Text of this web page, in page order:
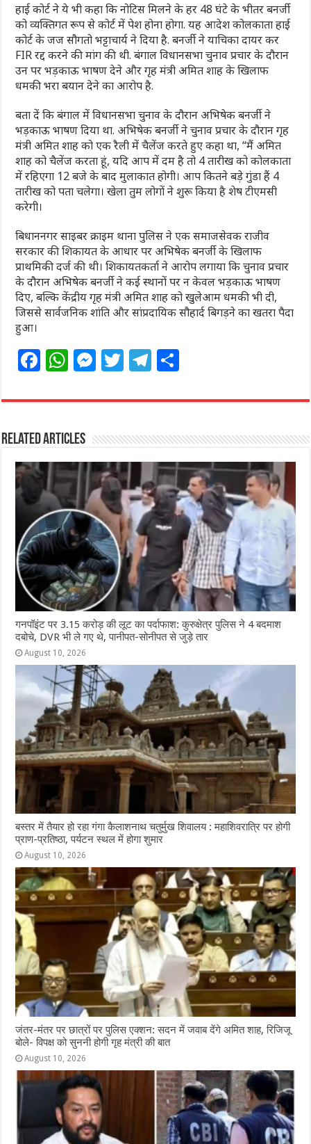
हाई कोर्ट ने ये भी कहा कि नोटिस मिलने के हर 48 घंटे के भीतर बनर्जी
को व्यक्तिगत रूप से कोर्ट में पेश होना होगा. यह आदेश कोलकाता हाई
कोर्ट के जज सौगतो भट्टाचार्य ने दिया है. बनर्जी ने याचिका दायर कर
FIR रद्द करने की मांग की थी. बंगाल विधानसभा चुनाव प्रचार के दौरान
उन पर भड़काऊ भाषण देने और गृह मंत्री अमित शाह के खिलाफ
धमकी भरा बयान देने का आरोप है.
बता दें कि बंगाल में विधानसभा चुनाव के दौरान अभिषेक बनर्जी ने
भड़काऊ भाषण दिया था. अभिषेक बनर्जी ने चुनाव प्रचार के दौरान गृह
मंत्री अमित शाह को एक रैली में चैलेंज करते हुए कहा था, “मैं अमित
शाह को चैलेंज करता हूं, यदि आप में दम है तो 4 तारीख को कोलकाता
में रहिएगा 12 बजे के बाद मुलाकात होगी। आप कितने बड़े गुंडा हैं 4
तारीख को पता चलेगा। खेला तुम लोगों ने शुरू किया है शेष टीएमसी
करेगी।
बिधाननगर साइबर क्राइम थाना पुलिस ने एक समाजसेवक राजीव
सरकार की शिकायत के आधार पर अभिषेक बनर्जी के खिलाफ
प्राथमिकी दर्ज की थी। शिकायतकर्ता ने आरोप लगाया कि चुनाव प्रचार
के दौरान अभिषेक बनर्जी ने कई स्थानों पर न केवल भड़काऊ भाषण
दिए, बल्कि केंद्रीय गृह मंत्री अमित शाह को खुलेआम धमकी भी दी,
जिससे सार्वजनिक शांति और सांप्रदायिक सौहार्द बिगड़ने का खतरा पैदा
हुआ।
F
c
e
b
o
o
k
W
at
s
A
p
p
M
ss
n
g
e
r
T
itt
r
T
e
ra
m
ar
Related Articles
गनपॉइंट पर 3.15 करोड़ की लूट का पर्दाफाश: कुरुक्षेत्र पुलिस ने 4 बदमाश
दबोचे, DVR भी ले गए थे, पानीपत-सोनीपत से जुड़े तार
August 10, 2026
बस्तर में तैयार हो रहा गंगा कैलाशनाथ चतुर्मुख शिवालय : महाशिवरात्रि पर होगी
प्राण-प्रतिष्ठा, पर्यटन स्थल में होगा शुमार
August 10, 2026
जंतर-मंतर पर छात्रों पर पुलिस एक्शन: सदन में जवाब देंगे अमित शाह, रिजिजू
बोले- विपक्ष को सुननी होगी गृह मंत्री की बात
August 10, 2026